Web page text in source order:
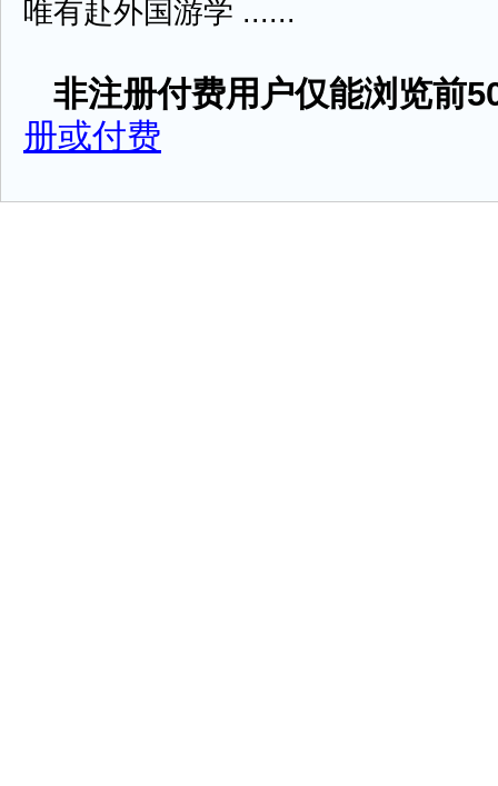
唯有赴外国游学 ......
非注册付费用户仅能浏览前
册或付费